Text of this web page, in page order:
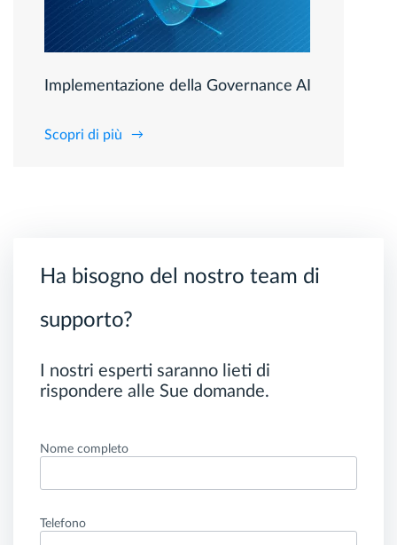
Implementazione della Governance AI
Scopri di più
Ha bisogno del nostro team di
supporto?
I nostri esperti saranno lieti di
rispondere alle Sue domande.
Nome completo
Telefono